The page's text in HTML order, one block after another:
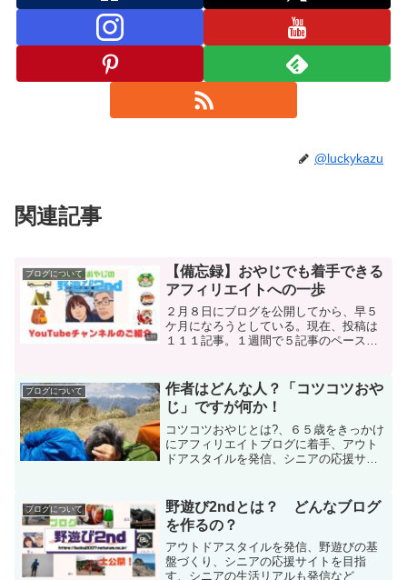
@luckykazu
関連記事
ブログについて
【備忘録】おやじでも着手できる
アフィリエイトへの一歩
２月８日にブログを公開してから、早５
ケ月になろうとしている。現在、投稿は
１１１記事。１週間で５記事のペース。
始まったところ。もちろん、収益化には
程遠い。
ブログについて
作者はどんな人？「コツコツおや
じ」ですが何か！
コツコツおやじとは?、６５歳をきっかけ
にアフィリエイトブログに着手、アウト
ドアスタイルを発信、シニアの応援サイ
ブログについて
野遊び2ndとは？ どんなブログ
を作るの？
アウトドアスタイルを発信、野遊びの基
盤づくり、シニアの応援サイトを目指
す、シニアの生活リアルも発信など